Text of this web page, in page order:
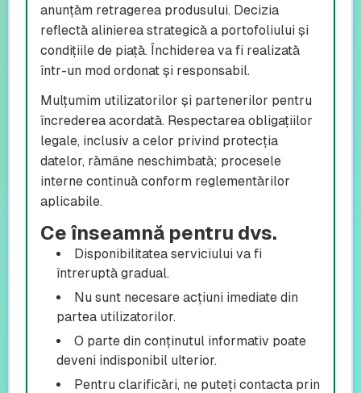
anunțăm retragerea produsului. Decizia
reflectă alinierea strategică a portofoliului și
condițiile de piață. Închiderea va fi realizată
într-un mod ordonat și responsabil.
Mulțumim utilizatorilor și partenerilor pentru
încrederea acordată. Respectarea obligațiilor
legale, inclusiv a celor privind protecția
datelor, rămâne neschimbată; procesele
interne continuă conform reglementărilor
aplicabile.
Ce înseamnă pentru dvs.
Disponibilitatea serviciului va fi
întreruptă gradual.
Nu sunt necesare acțiuni imediate din
partea utilizatorilor.
O parte din conținutul informativ poate
deveni indisponibil ulterior.
Pentru clarificări, ne puteți contacta prin